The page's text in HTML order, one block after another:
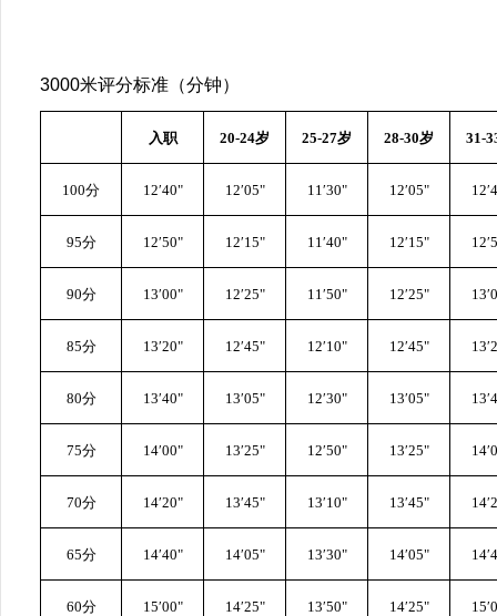
3000米评分标准（分钟）
入职 20-24岁 25-27岁 28-30岁 31-
100分 12′40" 12′05" 11′30" 12′05"
95分 12′50" 12′15" 11′40" 12′15" 12′5
90分 13′00" 12′25" 11′50" 12′25" 13′0
85分 13′20" 12′45" 12′10" 12′45" 13′2
80分 13′40" 13′05" 12′30" 13′05" 13′4
75分 14′00" 13′25" 12′50" 13′25" 14′
70分 14′20" 13′45" 13′10" 13′45" 14′
65分 14′40" 14′05" 13′30" 14′05" 14′
60分 15′00" 14′25" 13′50" 14′25" 15′0